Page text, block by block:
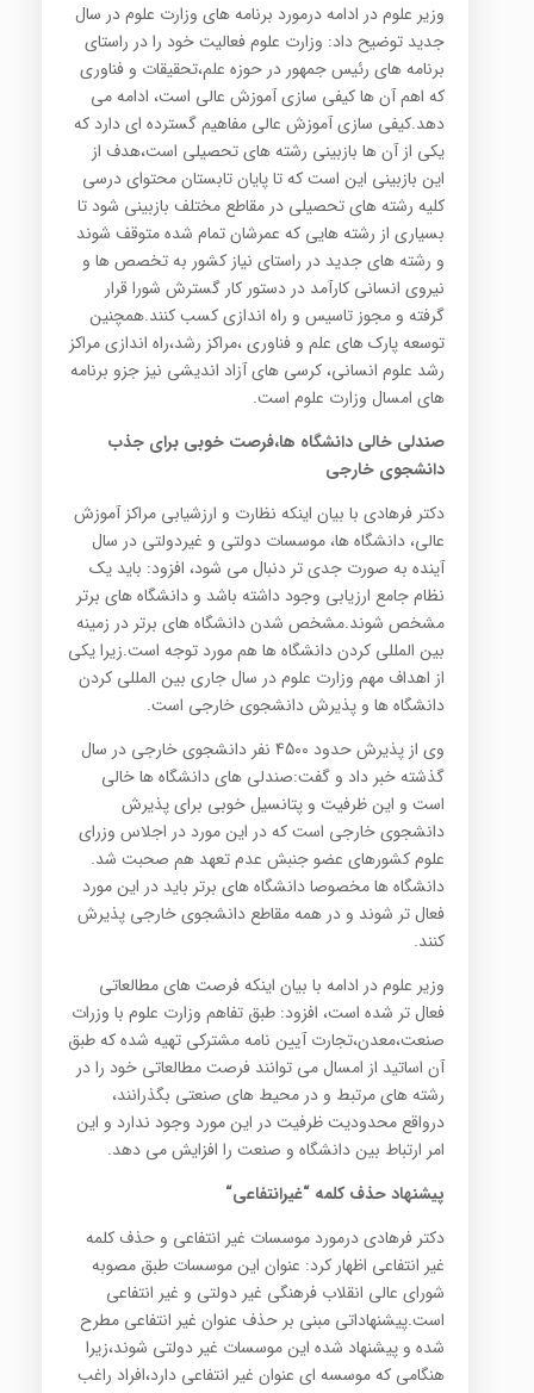
وزیر علوم در ادامه درمورد برنامه های وزارت علوم در سال
جدید توضیح داد: وزارت علوم فعالیت خود را در راستای
برنامه های رئیس جمهور در حوزه علم،تحقیقات و فناوری
که اهم آن ها کیفی سازی آموزش عالی است، ادامه می
دهد.کیفی سازی آموزش عالی مفاهیم گسترده ای دارد که
یکی از آن ها بازبینی رشته های تحصیلی است،هدف از
این بازبینی این است که تا پایان تابستان محتوای درسی
کلیه رشته های تحصیلی در مقاطع مختلف بازبینی شود تا
بسیاری از رشته هایی که عمرشان تمام شده متوقف شوند
و رشته های جدید در راستای نیاز کشور به تخصص ها و
نیروی انسانی کارآمد در دستور کار گسترش شورا قرار
گرفته و مجوز تاسیس و راه اندازی کسب کنند.همچنین
توسعه پارک های علم و فناوری ،مراکز رشد،راه اندازی مراکز
رشد علوم انسانی، کرسی های آزاد اندیشی نیز جزو برنامه
های امسال وزارت علوم است.
صندلی خالی دانشگاه ها،فرصت خوبی برای جذب
دانشجوی خارجی
دکتر فرهادی با بیان اینکه نظارت و ارزشیابی مراکز آموزش
عالی، دانشگاه ها، موسسات دولتی و غیردولتی در سال
آینده به صورت جدی تر دنبال می شود، افزود: باید یک
نظام جامع ارزیابی وجود داشته باشد و دانشگاه های برتر
مشخص شوند.مشخص شدن دانشگاه های برتر در زمینه
بین المللی کردن دانشگاه ها هم مورد توجه است.زیرا یکی
از اهداف مهم وزارت علوم در سال جاری بین المللی کردن
دانشگاه ها و پذیرش دانشجوی خارجی است.
وی از پذیرش حدود 4500 نفر دانشجوی خارجی در سال
گذشته خبر داد و گفت:صندلی های دانشگاه ها خالی
است و این ظرفیت و پتانسیل خوبی برای پذیرش
دانشجوی خارجی است که در این مورد در اجلاس وزرای
علوم کشورهای عضو جنبش عدم تعهد هم صحبت شد.
دانشگاه ها مخصوصا دانشگاه های برتر باید در این مورد
فعال تر شوند و در همه مقاطع دانشجوی خارجی پذیرش
کنند.
وزیر علوم در ادامه با بیان اینکه فرصت های مطالعاتی
فعال تر شده است، افزود: طبق تفاهم وزارت علوم با وزرات
صنعت،معدن،تجارت آیین نامه مشترکی تهیه شده که طبق
آن اساتید از امسال می توانند فرصت مطالعاتی خود را در
رشته های مرتبط و در محیط های صنعتی بگذرانند،
درواقع محدودیت ظرفیت در این مورد وجود ندارد و این
امر ارتباط بین دانشگاه و صنعت را افزایش می دهد.
پیشنهاد حذف کلمه “غیرانتفاعی“
دکتر فرهادی درمورد موسسات غیر انتفاعی و حذف کلمه
غیر انتفاعی اظهار کرد: عنوان این موسسات طبق مصوبه
شورای عالی انقلاب فرهنگی غیر دولتی و غیر انتفاعی
است.پیشنهاداتی مبنی بر حذف عنوان غیر انتفاعی مطرح
شده و پیشنهاد شده این موسسات غیر دولتی شوند،زیرا
هنگامی که موسسه ای عنوان غیر انتفاعی دارد،افراد راغب